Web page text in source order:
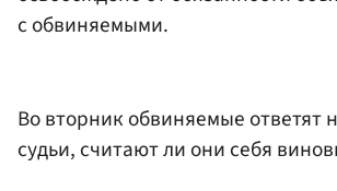
с обвиняемыми.
Во вторник обвиняемые ответят
судьи, считают ли они себя